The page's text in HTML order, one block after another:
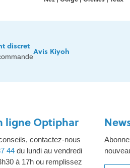
discret
Avis Kiyoh
ligne Optiphar
contactez-nous
44 du lundi au vendredi
à 17h ou remplissez